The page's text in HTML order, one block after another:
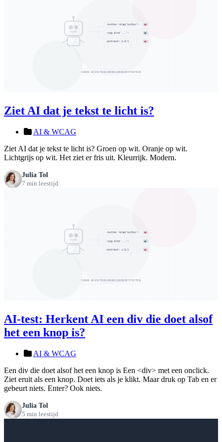
Ziet AI dat je tekst te licht is?
AI & WCAG
Ziet AI dat je tekst te licht is? Groen op wit. Oranje op wit.
Lichtgrijs op wit. Het ziet er fris uit. Kleurrijk. Modern.
Julia Tol
7 min leestijd
AI-test: Herkent AI een div die doet alsof
het een knop is?
AI & WCAG
Een div die doet alsof het een knop is Een <div> met een onclick.
Ziet eruit als een knop. Doet iets als je klikt. Maar druk op Tab en er
gebeurt niets. Enter? Ook niets.
Julia Tol
5 min leestijd